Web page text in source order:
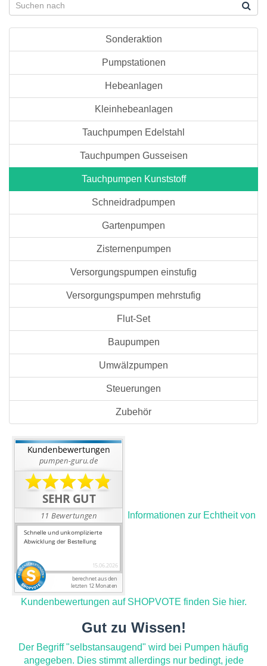
Sonderaktion
Pumpstationen
Hebeanlagen
Kleinhebeanlagen
Tauchpumpen Edelstahl
Tauchpumpen Gusseisen
Tauchpumpen Kunststoff
Schneidradpumpen
Gartenpumpen
Zisternenpumpen
Versorgungspumpen einstufig
Versorgungspumpen mehrstufig
Flut-Set
Baupumpen
Umwälzpumpen
Steuerungen
Zubehör
Informationen zur Echtheit von
Kundenbewertungen auf SHOPVOTE finden Sie hier.
Gut zu Wissen!
Der Begriff "selbstansaugend" wird bei Pumpen häufig
angegeben. Dies stimmt allerdings nur bedingt, jede